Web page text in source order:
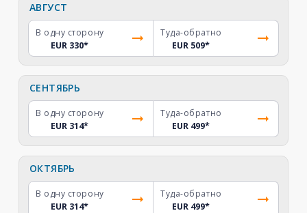
АВГУСТ
В одну сторону
EUR 330*
Туда-обратно
EUR 509*
СЕНТЯБРЬ
В одну сторону
EUR 314*
Туда-обратно
EUR 499*
ОКТЯБРЬ
В одну сторону
EUR 314*
Туда-обратно
EUR 499*